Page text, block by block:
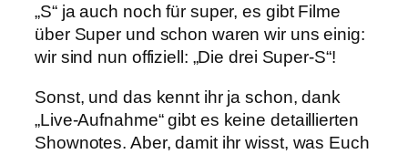
„S“ ja auch noch für super, es gibt Filme
über Super und schon waren wir uns einig:
wir sind nun offiziell: „Die drei Super-S“!
Sonst, und das kennt ihr ja schon, dank
„Live-Aufnahme“ gibt es keine detaillierten
Shownotes. Aber, damit ihr wisst, was Euch